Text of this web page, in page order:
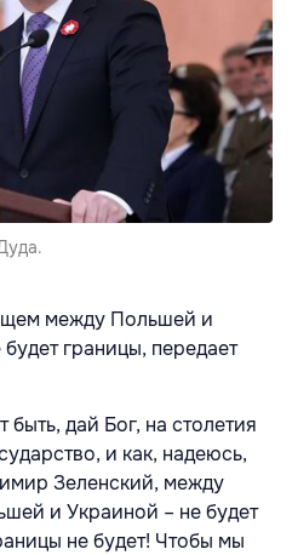
между Польшей и
границы, передает
дай Бог, на столетия
и как, надеюсь,
Зеленский, между
и Украиной – не будет
не будет! Чтобы мы